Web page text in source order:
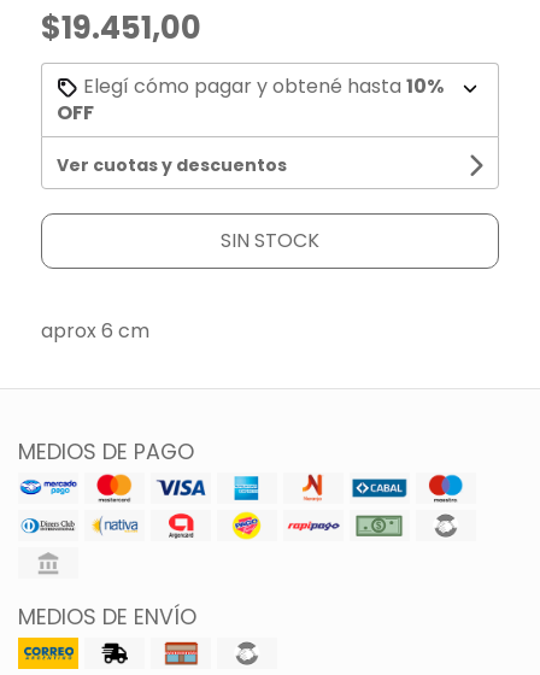
$19.451,00
Elegí cómo pagar y obtené hasta 10%
OFF
Ver cuotas y descuentos
SIN STOCK
aprox 6 cm
MEDIOS DE PAGO
MEDIOS DE ENVÍO